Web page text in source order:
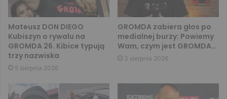
Mateusz DON DIEGO
Kubiszyn o rywalu na
GROMDA 26. Kibice typują
trzy nazwiska
5 sierpnia 2026
GROMDA zabiera głos po
medialnej burzy: Powiemy
Wam, czym jest GROMDA…
3 sierpnia 2026